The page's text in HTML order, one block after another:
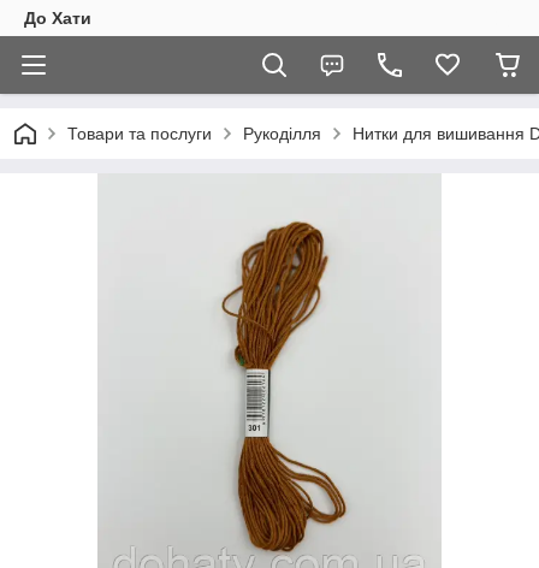
До Хати
Товари та послуги Рукоділля Нитки для вишивання